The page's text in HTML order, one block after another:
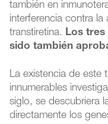
también en
interferencia contra
transtiretina. Los tres
sido también
La existencia de este
innumerables
siglo, se descubriera
directamente los